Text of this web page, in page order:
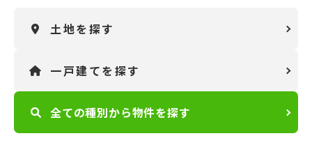
土地を探す
一戸建てを探す
全ての種別から物件を探す